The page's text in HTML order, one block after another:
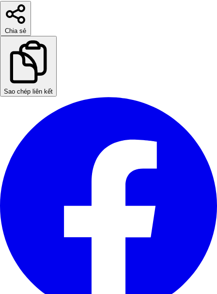
Chia sẻ
Sao chép liên kết